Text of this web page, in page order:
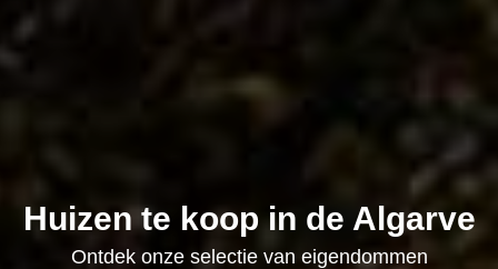
Huizen te koop in de Algarve
Ontdek onze selectie van eigendommen